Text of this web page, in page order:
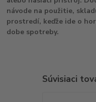
návode na použitie,
prostredí, keďže ide o
dobe spotreby.
Súvisiaci